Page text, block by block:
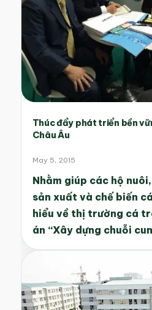
Thúc đẩy phát triển bền
Châu Âu
May 5, 2015
Nhằm giúp các hộ
sản xuất và chế biến
hiểu về thị trường cá
án “Xây dựng chuỗi